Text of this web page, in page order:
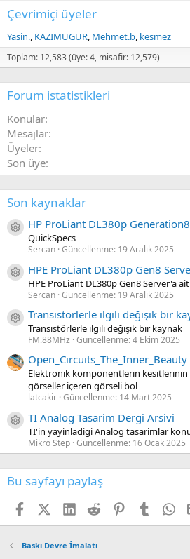
Çevrimiçi üyeler
Yasin. KAZIMUGUR Mehmet.b kesmez
Toplam: 12,583 (üye: 4, misafir: 12,579)
Forum istatistikleri
Konular
Mesajlar
Üyeler
Son üye
Son kaynaklar
Kaynak ikon/amblem
HP ProLiant DL380p
QuickSpecs
Sercan Güncellenme: 19 Aralık 2025
Kaynak ikon/amblem
HPE ProLiant DL380p Gen8
HPE ProLiant DL380p Gen8 Server'a ait
Sercan Güncellenme: 19 Aralık 2025
Kaynak ikon/amblem
Transistörlerle ilgili değişik bir
Transistörlerle ilgili değişik bir kaynak
FM.88MHz Güncellenme:4 Ekim 2025
Elektronik komponentlerin kesitlerinin
görseller içeren görseli bol
latcakir Güncellenme: 14 Mart 2025
Kaynak ikon/amblem
TI Analog Tasarim Dergi Arsivi
TI'in yayinladigi Analog tasarimlar
Mikro Step Güncellenme: 16 Ocak 2025
Bu sayfayı paylaş
FacebookX (Twitter)
LinkedIn
Reddit PinterestTumblr
Baskı Devre İmalatı